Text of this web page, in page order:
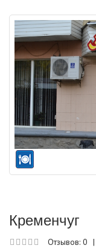
Кременчуг
Отзывов: 0 |